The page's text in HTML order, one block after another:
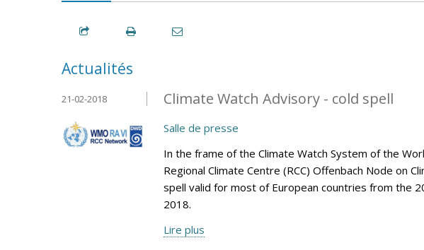
Actualités
Climate Watch Advisory - cold spell
21-02-2018
Salle de presse
In the frame of the Climate Watch System of the
Regional Climate Centre (RCC) Offenbach Node on
spell valid for most of European countries from the
2018.
Lire plus